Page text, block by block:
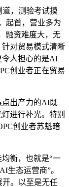
，测验考试摸
起首，营业多为
融资难度大，无
对贸易模式清晰
令人担心的是AI
创业者正在贸易
出产力的AI既
进行补光。特别
创业者苏魁暗
衡，也就是“一
生态运营商”。
。以至是无任